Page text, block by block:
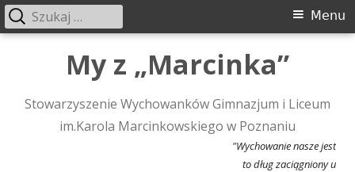
My z „Marcinka”
Stowarzyszenie Wychowanków Gimnazjum i Liceum
im.Karola Marcinkowskiego w Poznaniu
"Wychowanie nasze jest
to dług zaciągniony u
Menu
główne
Menu
Szukaj: